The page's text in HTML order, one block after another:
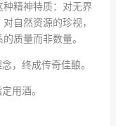
精神特质：对无界
自然资源的珍视，
质量而非数量。
，终成传奇佳酿。
用酒。